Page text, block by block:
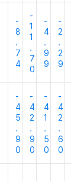
-
8
.
7
4
-
1
1
.
7
0
-
4
.
9
9
-
2
.
2
9
-
4
5
.
9
0
-
4
2
.
9
0
-
4
1
.
5
0
-
4
2
.
6
0